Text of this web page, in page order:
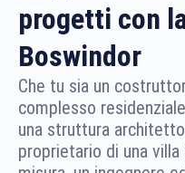
progetti con
Boswindor
Che tu sia un
complesso
una struttura
proprietario di una